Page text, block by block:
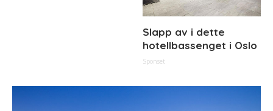
Slapp av i dette
hotellbassenget i Oslo
Sponset